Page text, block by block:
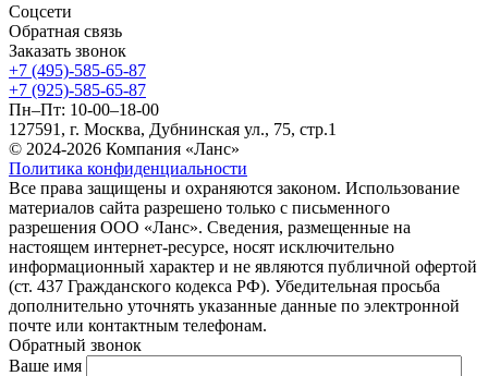
Соцсети
Обратная связь
Заказать звонок
+7 (495)-585-65-87
+7 (925)-585-65-87
Пн–Пт: 10-00–18-00
127591, г. Москва, Дубнинская ул., 75, стр.1
© 2024-2026 Компания «Ланс»
Политика конфиденциальности
Все права защищены и охраняются законом. Использование
материалов сайта разрешено только с письменного
разрешения ООО «Ланс». Сведения, размещенные на
настоящем интернет-ресурсе, носят исключительно
информационный характер и не являются публичной офертой
(ст. 437 Гражданского кодекса РФ). Убедительная просьба
дополнительно уточнять указанные данные по электронной
почте или контактным телефонам.
Обратный звонок
Ваше имя